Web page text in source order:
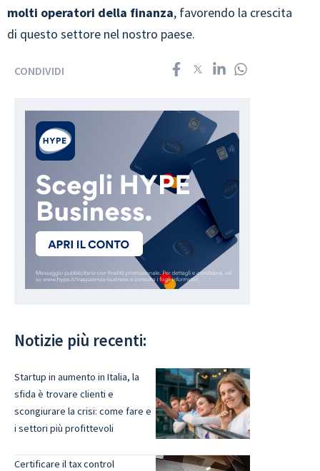
molti operatori della finanza, favorendo la crescita
di questo settore nel nostro paese.
CONDIVIDI
Notizie più recenti:
Startup in aumento in Italia, la
sfida è trovare clienti e
scongiurare la crisi: come fare e
i settori più profittevoli
Certificare il tax control